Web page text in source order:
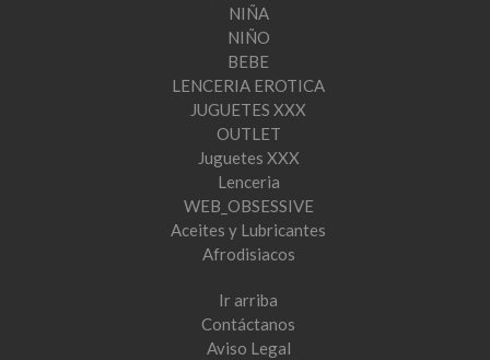
NIÑA
NIÑO
BEBE
LENCERIA EROTICA
JUGUETES XXX
OUTLET
Juguetes XXX
Lenceria
WEB_OBSESSIVE
Aceites y Lubricantes
Afrodisiacos
Ir arriba
Contáctanos
Aviso Legal